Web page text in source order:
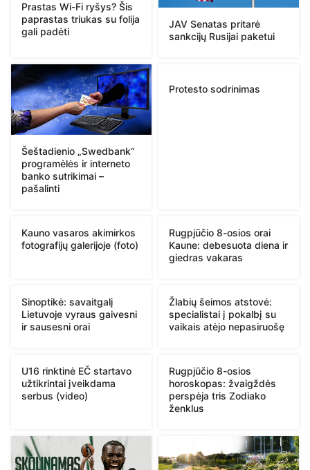
Prastas Wi-Fi ryšys? Šis
paprastas triukas su folija
gali padėti
JAV Senatas pritarė
sankcijų Rusijai paketui
Šeštadienio „Swedbank“
programėlės ir interneto
banko sutrikimai –
pašalinti
Protesto sodrinimas
Kauno vasaros akimirkos
fotografijų galerijoje (foto)
Rugpjūčio 8-osios orai
Kaune: debesuota diena ir
giedras vakaras
Sinoptikė: savaitgalį
Lietuvoje vyraus gaivesni
ir sausesni orai
Žlabių šeimos atstovė:
specialistai į pokalbį su
vaikais atėjo nepasiruošę
U16 rinktinė EČ startavo
užtikrintai įveikdama
serbus (video)
Rugpjūčio 8-osios
horoskopas: žvaigždės
perspėja tris Zodiako
ženklus